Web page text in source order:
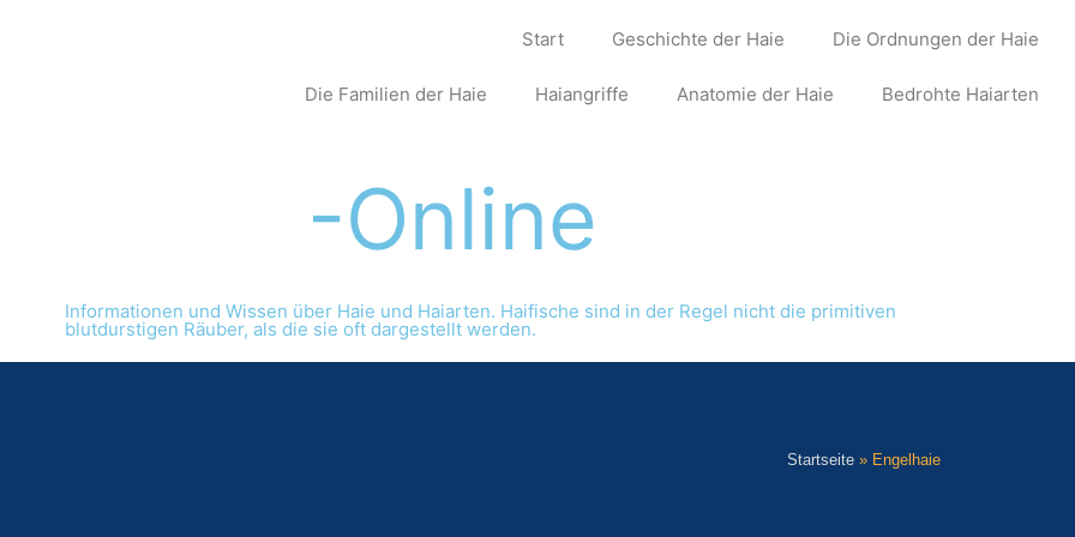
Start Geschichte der Haie Die Ordnungen der Haie
Die Familien der Haie Haiangriffe Anatomie der Haie Bedrohte Haiarten
-Online
Informationen und Wissen über Haie und Haiarten. Haifische sind in der Regel nicht die primitiven
blutdurstigen Räuber, als die sie oft dargestellt werden.
Startseite » Engelhaie